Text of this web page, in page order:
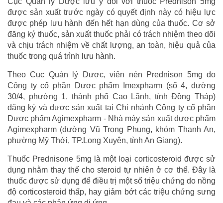
được sản xuất trước ngày có quyết định này có hiệu lực
được phép lưu hành đến hết hạn dùng của thuốc. Cơ sở
đăng ký thuốc, sản xuất thuốc phải có trách nhiệm theo dõi
và chịu trách nhiệm về chất lượng, an toàn, hiệu quả của
thuốc trong quá trình lưu hành.
Theo Cục Quản lý Dược, viên nén Prednison 5mg do
Công ty cổ phần Dược phẩm Imexpharm (số 4, đường
30/4, phường 1, thành phố Cao Lãnh, tỉnh Đồng Tháp)
đăng ký và được sản xuất tại Chi nhánh Công ty cổ phần
Dược phẩm Agimexpharm - Nhà máy sản xuất dược phẩm
Agimexpharm (đường Vũ Trọng Phụng, khóm Thạnh An,
phường Mỹ Thới, TP.Long Xuyên, tỉnh An Giang).
Thuốc Prednisone 5mg là một loại corticosteroid được sử
dụng nhằm thay thế cho steroid tự nhiên ở cơ thể. Đây là
thuốc được sử dụng để điều trị một số triệu chứng do nồng
độ corticosteroid thấp, hay giảm bớt các triệu chứng sưng